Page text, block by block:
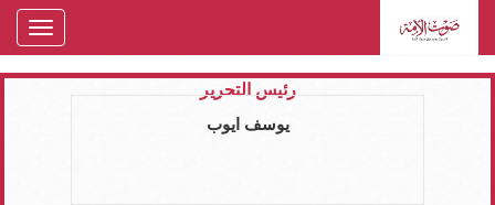
رئيس التحرير
يوسف ايوب